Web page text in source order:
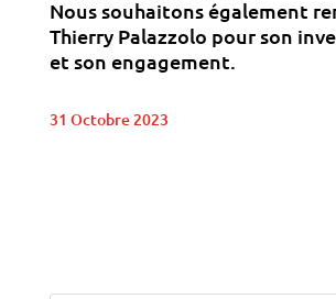
Nous souhaitons également
Thierry Palazzolo pour son
et son engagement.
31 Octobre 2023